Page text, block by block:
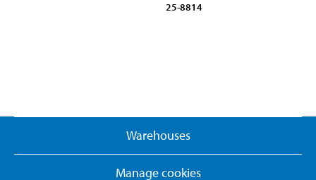
25-8814
Warehouses
Manage cookies